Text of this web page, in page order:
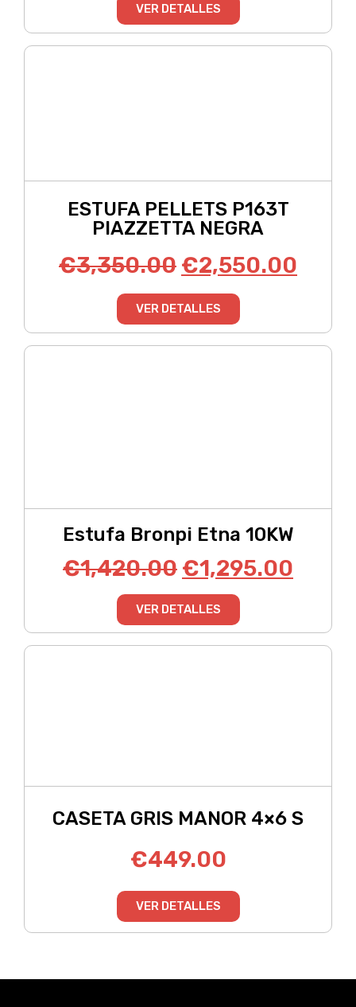
VER DETALLES
ESTUFA PELLETS P163T
PIAZZETTA NEGRA
€3,350.00 €2,550.00
VER DETALLES
Estufa Bronpi Etna 10KW
€1,420.00 €1,295.00
VER DETALLES
CASETA GRIS MANOR 4×6 S
€449.00
VER DETALLES